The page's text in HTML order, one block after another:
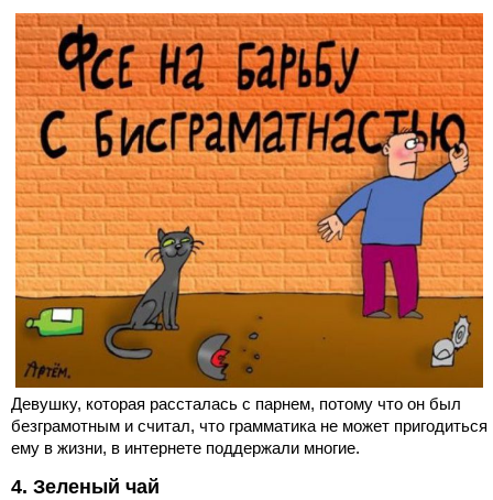
Девушку, которая рассталась с парнем, потому что он был
безграмотным и считал, что грамматика не может пригодиться
ему в жизни, в интернете поддержали многие.
4. Зеленый чай